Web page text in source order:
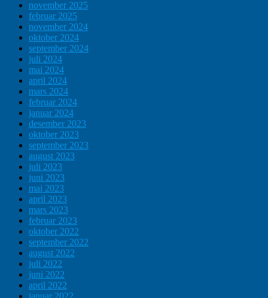
november 2025
februar 2025
november 2024
oktober 2024
september 2024
juli 2024
mai 2024
april 2024
mars 2024
februar 2024
januar 2024
desember 2023
oktober 2023
september 2023
august 2023
juli 2023
juni 2023
mai 2023
april 2023
mars 2023
februar 2023
oktober 2022
september 2022
august 2022
juli 2022
juni 2022
april 2022
januar 2022